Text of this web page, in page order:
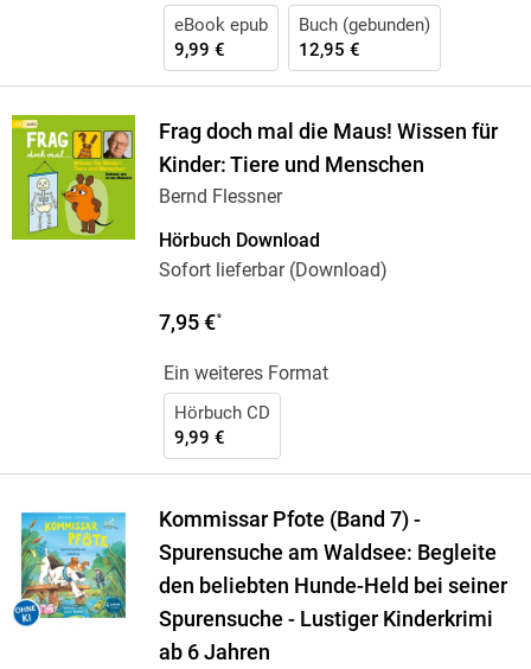
eBook epub
9,99 €
Buch (gebunden)
12,95 €
Frag doch mal die Maus! Wissen für
Kinder: Tiere und Menschen
Bernd Flessner
Hörbuch Download
Sofort lieferbar (Download)
7,95 €*
Ein weiteres Format
Hörbuch CD
9,99 €
Kommissar Pfote (Band 7) -
Spurensuche am Waldsee: Begleite
den beliebten Hunde-Held bei seiner
Spurensuche - Lustiger Kinderkrimi
ab 6 Jahren